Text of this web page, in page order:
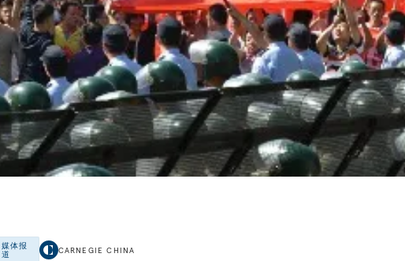
媒体报
道
CARNEGIE CHINA